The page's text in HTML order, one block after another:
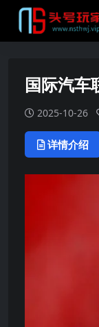
国际汽
2025-10-26
详情介绍